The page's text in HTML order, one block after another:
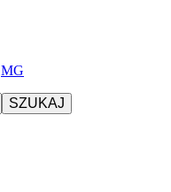
MG
SZUKAJ